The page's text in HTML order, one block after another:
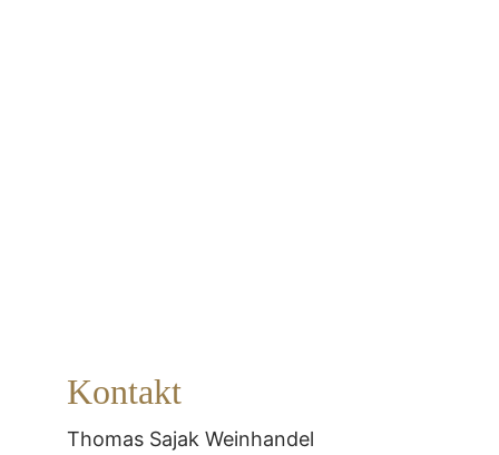
Kontakt
Thomas Sajak Weinhandel